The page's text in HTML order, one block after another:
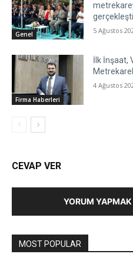
Genel 5 Ağustos
Firma Haberleri
İlk İnşaat,
4 Ağustos
CEVAP VER
YORUM
MOST POPULAR